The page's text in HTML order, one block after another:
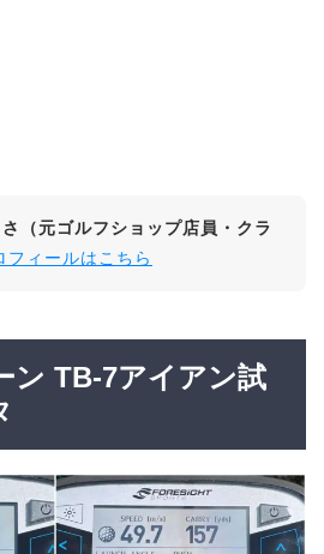
さ（元ゴルフショップ店員・クラ
ィールはこちら
ン TB-7アイアン試